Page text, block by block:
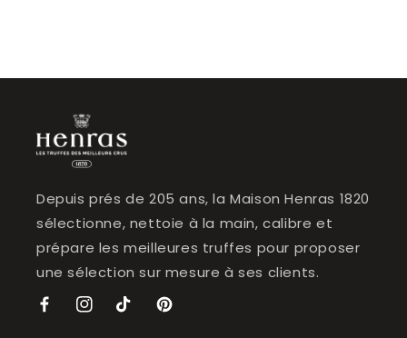
Depuis prés de 205 ans, la Maison Henras 1820
sélectionne, nettoie à la main, calibre et
prépare les meilleures truffes pour proposer
une sélection sur mesure à ses clients.
FacebookInstagramTikTokPinterest